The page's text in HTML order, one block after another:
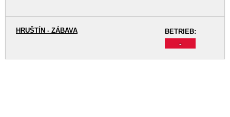
BETRIEB:
-
HRUŠTÍN - ZÁBAVA